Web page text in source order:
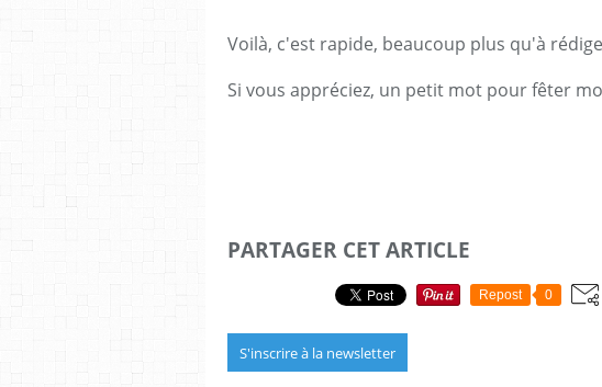
Voilà, c'est rapide, beaucoup plus qu'à
Si vous appréciez, un petit mot pour fêter
PARTAGER CET ARTICLE
Repost 0
S'inscrire à la newsletter